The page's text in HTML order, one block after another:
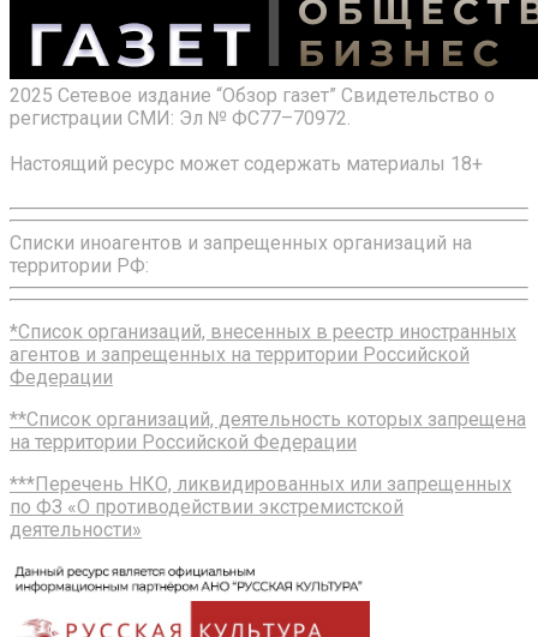
2025 Сетевое издание “Обзор газет” Свидетельство о
регистрации СМИ: Эл № ФС77–70972.
Настоящий ресурс может содержать материалы 18+
Списки иноагентов и запрещенных организаций на
территории РФ:
*Список организаций, внесенных в реестр иностранных
агентов и запрещенных на территории Российской
Федерации
**Список организаций, деятельность которых запрещена
на территории Российской Федерации
***Перечень НКО, ликвидированных или запрещенных
по ФЗ «О противодействии экстремистской
деятельности»